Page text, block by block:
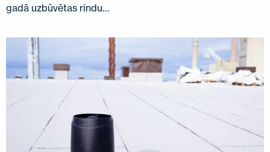
gadā uzbūvētas rindu…